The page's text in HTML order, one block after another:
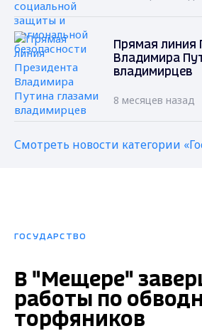
Прямая линия
Владимира
владимирцев
8 месяцев назад
Смотреть новости категории
ГОСУДАРСТВО
В "Мещере"
работы по
торфяников